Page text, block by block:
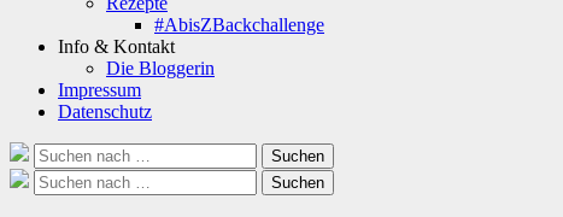
#AbisZBackchallenge
Info & Kontakt
Die Bloggerin
Impressum
Datenschutz
Suche
nach:
Suchen
Suche
nach:
Suchen